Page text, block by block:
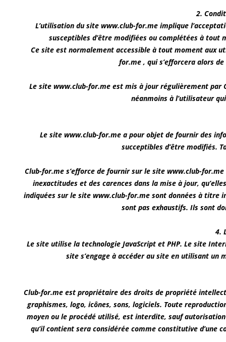
2.
L’utilisation du site www.club-for.me implique
susceptibles d’être modifiées ou complétées à
Ce site est normalement accessible à tout moment aux
for.me , qui s’efforcera alors
Le site www.club-for.me est mis à jour régulièrement par
néanmoins à l’utilisateur
Le site www.club-for.me a pour objet de fournir des
succeptibles d’être modifiés.
Club-for.me s’efforce de fournir sur le site www.club-
inexactitudes et des carences dans la mise à jour,
indiquées sur le site www.club-for.me sont données à titre
sont pas exhaustifs. Ils sont
4.
Le site utilise la technologie JavaScript et PHP. Le site
site s’engage à accéder au site en utilisant
Club-for.me est propriétaire des droits de propriété
graphismes, logo, icônes, sons, logiciels. Toute
moyen ou le procédé utilisé, est interdite, sauf
qu’il contient sera considérée comme constitutive d’une